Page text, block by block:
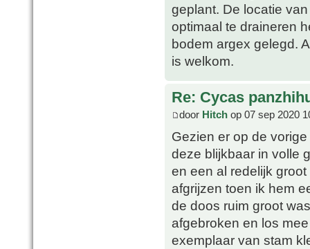
geplant. De locatie
optimaal te draineren
bodem argex gelegd.
is welkom.
Re: Cycas
door Hitch op 07 sep 2020
Gezien er op de
deze blijkbaar in volle
en een al redelijk
afgrijzen toen ik hem
de doos ruim groot
afgebroken en los
exemplaar van stam